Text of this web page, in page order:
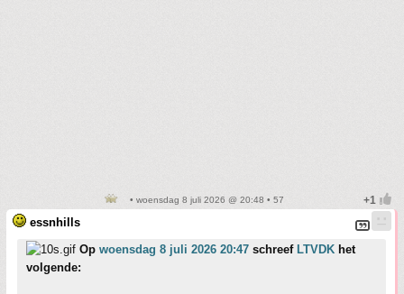
• woensdag 8 juli 2026 @ 20:48 • 57
essnhills
Op woensdag 8 juli 2026 20:47 schreef LTVDK het
volgende: